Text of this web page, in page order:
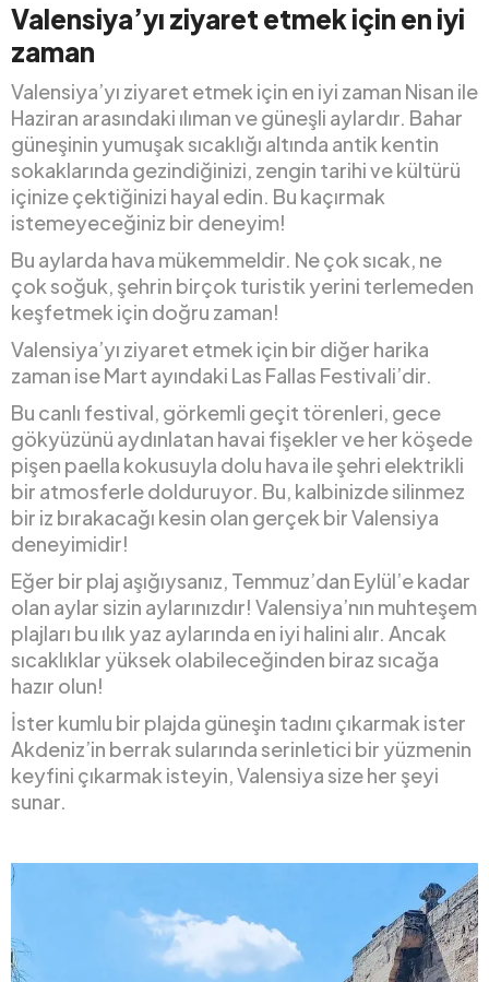
Valensiya’yı ziyaret etmek için en iyi
zaman
Valensiya’yı ziyaret etmek için en iyi zaman Nisan ile
Haziran arasındaki ılıman ve güneşli aylardır. Bahar
güneşinin yumuşak sıcaklığı altında antik kentin
sokaklarında gezindiğinizi, zengin tarihi ve kültürü
içinize çektiğinizi hayal edin. Bu kaçırmak
istemeyeceğiniz bir deneyim!
Bu aylarda hava mükemmeldir. Ne çok sıcak, ne
çok soğuk, şehrin birçok turistik yerini terlemeden
keşfetmek için doğru zaman!
Valensiya’yı ziyaret etmek için bir diğer harika
zaman ise Mart ayındaki Las Fallas Festivali’dir.
Bu canlı festival, görkemli geçit törenleri, gece
gökyüzünü aydınlatan havai fişekler ve her köşede
pişen paella kokusuyla dolu hava ile şehri elektrikli
bir atmosferle dolduruyor. Bu, kalbinizde silinmez
bir iz bırakacağı kesin olan gerçek bir Valensiya
deneyimidir!
Eğer bir plaj aşığıysanız, Temmuz’dan Eylül’e kadar
olan aylar sizin aylarınızdır! Valensiya’nın muhteşem
plajları bu ılık yaz aylarında en iyi halini alır. Ancak
sıcaklıklar yüksek olabileceğinden biraz sıcağa
hazır olun!
İster kumlu bir plajda güneşin tadını çıkarmak ister
Akdeniz’in berrak sularında serinletici bir yüzmenin
keyfini çıkarmak isteyin, Valensiya size her şeyi
sunar.